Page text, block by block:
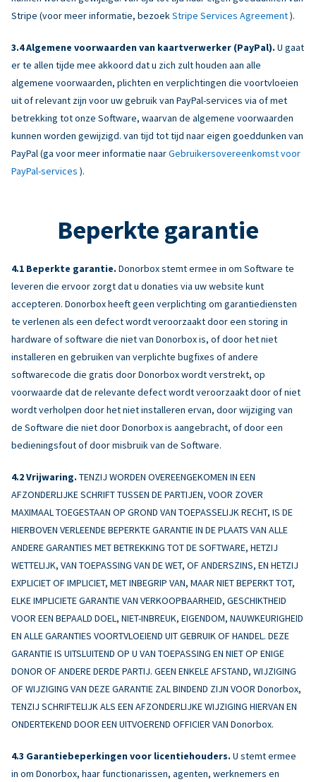
Stripe (voor meer informatie, bezoek Stripe Services Agreement).
Algemene voorwaarden van kaartverwerker (PayPal). U gaat
er te allen tijde mee akkoord dat u zich zult houden aan alle
algemene voorwaarden, plichten en verplichtingen die voortvloeien
uit of relevant zijn voor uw gebruik van PayPal-services via of met
betrekking tot onze Software, waarvan de algemene voorwaarden
kunnen worden gewijzigd. van tijd tot tijd naar eigen goeddunken van
PayPal (ga voor meer informatie naarGebruikersovereenkomst voor
PayPal-services ).
Beperkte garantie
Beperkte garantie. Donorbox stemt ermee in om Software te
leveren die ervoor zorgt dat u donaties via uw website kunt
accepteren. Donorbox heeft geen verplichting om garantiediensten
te verlenen als een defect wordt veroorzaakt door een storing in
hardware of software die niet van Donorbox is, of door het niet
installeren en gebruiken van verplichte bugfixes of andere
softwarecode die gratis door Donorbox wordt verstrekt, op
voorwaarde dat de relevante defect wordt veroorzaakt door of niet
wordt verholpen door het niet installeren ervan, door wijziging van
de Software die niet door Donorbox is aangebracht, of door een
bedieningsfout of door misbruik van de Software.
Vrijwaring. TENZIJ WORDEN OVEREENGEKOMEN IN EEN
AFZONDERLIJKE SCHRIFT TUSSEN DE PARTIJEN, VOOR ZOVER
MAXIMAAL TOEGESTAAN OP GROND VAN TOEPASSELIJK RECHT, IS DE
HIERBOVEN VERLEENDE BEPERKTE GARANTIE IN DE PLAATS VAN ALLE
ANDERE GARANTIES MET BETREKKING TOT DE SOFTWARE, HETZIJ
WETTELIJK, VAN TOEPASSING VAN DE WET, OF ANDERSZINS, EN HETZIJ
EXPLICIET OF IMPLICIET, MET INBEGRIP VAN, MAAR NIET BEPERKT TOT,
ELKE IMPLICIETE GARANTIE VAN VERKOOPBAARHEID, GESCHIKTHEID
VOOR EEN BEPAALD DOEL, NIET-INBREUK, EIGENDOM, NAUWKEURIGHEID
EN ALLE GARANTIES VOORTVLOEIEND UIT GEBRUIK OF HANDEL. DEZE
GARANTIE IS UITSLUITEND OP U VAN TOEPASSING EN NIET OP ENIGE
DONOR OF ANDERE DERDE PARTIJ. GEEN ENKELE AFSTAND, WIJZIGING
OF WIJZIGING VAN DEZE GARANTIE ZAL BINDEND ZIJN VOOR Donorbox,
TENZIJ SCHRIFTELIJK ALS EEN AFZONDERLIJKE WIJZIGING HIERVAN EN
ONDERTEKEND DOOR EEN UITVOEREND OFFICIER VAN Donorbox.
Garantiebeperkingen voor licentiehouders. U stemt ermee
in om Donorbox, haar functionarissen, agenten, werknemers en